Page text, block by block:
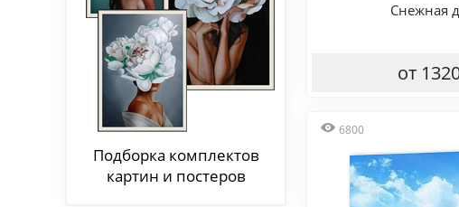
Подборка комплектов
картин и постеров
Снежная
от
6800